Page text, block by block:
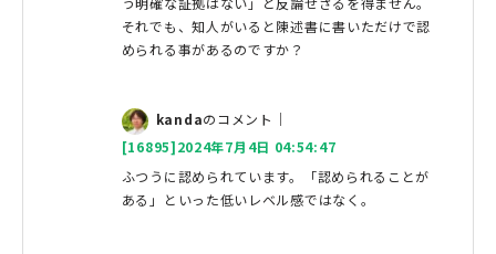
それでも、知人がいると陳述書に書いただけで認
められる事があるのですか？
kandaのコメント｜
[16895]2024年7月4日 04:54:47
ふつうに認められています。「認められることが
ある」といった低いレベル感ではなく。